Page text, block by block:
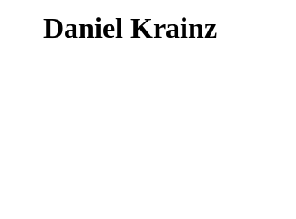
Daniel Krainz